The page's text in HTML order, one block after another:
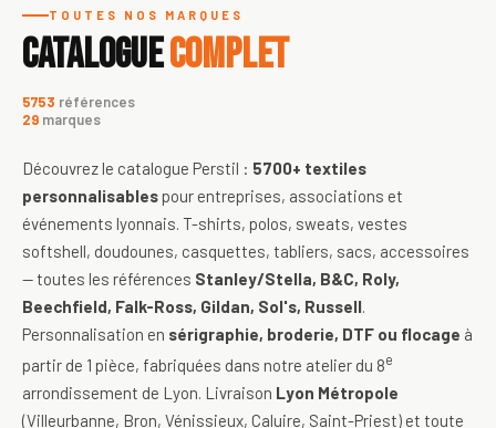
TOUTES NOS MARQUES
CATALOGUECOMPLET
5753 références
29 marques
Découvrez le catalogue Perstil : 5700+ textiles
personnalisables pour entreprises, associations et
événements lyonnais. T-shirts, polos, sweats, vestes
softshell, doudounes, casquettes, tabliers, sacs, accessoires
— toutes les références Stanley/Stella, B&C, Roly,
Beechfield, Falk-Ross, Gildan, Sol's, Russell.
Personnalisation en sérigraphie, broderie, DTF ou flocage à
partir de 1 pièce, fabriquées dans notre atelier du 8e
arrondissement de Lyon. Livraison Lyon Métropole
(Villeurbanne, Bron, Vénissieux, Caluire, Saint-Priest) et toute